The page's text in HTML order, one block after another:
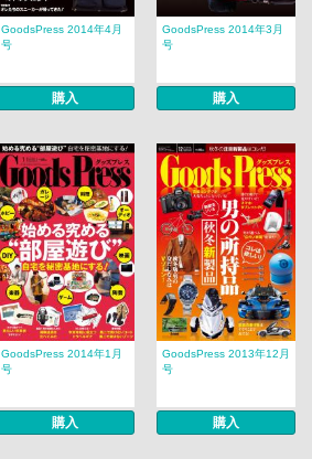
GoodsPress 2014年4月
号
購入
GoodsPress 2014年3月
号
購入
GoodsPress 2014年1月
号
購入
GoodsPress 2013年12月
号
購入